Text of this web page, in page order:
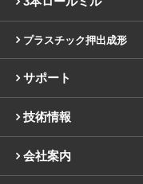
プラスチック押出成形
サポート
技術情報
会社案内